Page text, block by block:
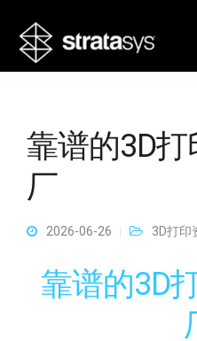
靠谱的3D
厂
2026-06-26 3D打印
靠谱的3D